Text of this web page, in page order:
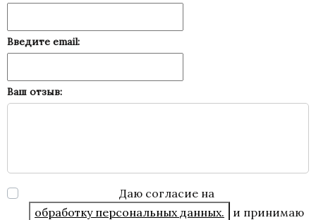
Введите email:
Ваш отзыв:
Даю согласие на
обработку персональных данных.
и принимаю